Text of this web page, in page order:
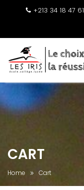
to
content
+213 34 18 47 61
CART
Home Cart